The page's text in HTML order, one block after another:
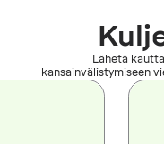
Lähetä
kansainvälistymiseen